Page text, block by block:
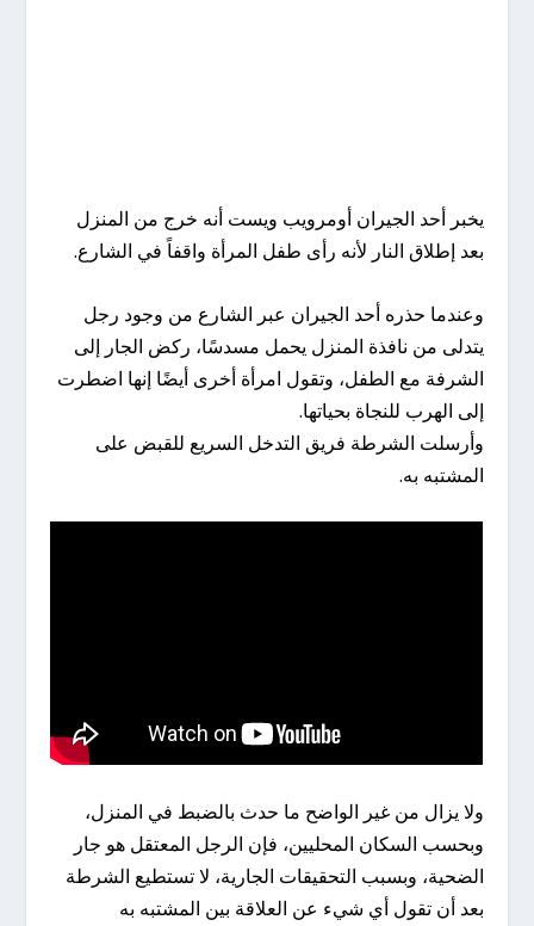
يخبر أحد الجيران أومرويب ويست أنه خرج من المنزل
بعد إطلاق النار لأنه رأى طفل المرأة واقفاً في الشارع.
وعندما حذره أحد الجيران عبر الشارع من وجود رجل
يتدلى من نافذة المنزل يحمل مسدسًا، ركض الجار إلى
الشرفة مع الطفل، وتقول امرأة أخرى أيضًا إنها اضطرت
إلى الهرب للنجاة بحياتها.
وأرسلت الشرطة فريق التدخل السريع للقبض على
المشتبه به.
ولا يزال من غير الواضح ما حدث بالضبط في المنزل،
وبحسب السكان المحليين، فإن الرجل المعتقل هو جار
الضحية، وبسبب التحقيقات الجارية، لا تستطيع الشرطة
بعد أن تقول أي شيء عن العلاقة بين المشتبه به